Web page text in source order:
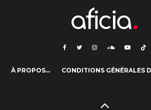
À PROPOS… CONDITIONS GÉNÉRALES